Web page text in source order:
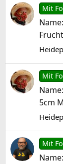
Mit
Mit
5cm
Mit